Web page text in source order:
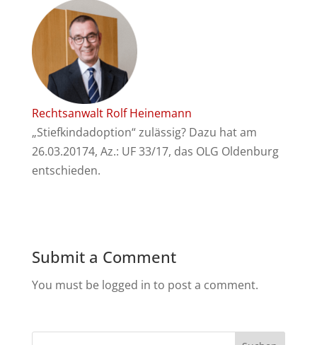
Rechtsanwalt Rolf Heinemann
„Stiefkindadoption“ zulässig? Dazu hat am
26.03.20174, Az.: UF 33/17, das OLG Oldenburg
entschieden.
Submit a Comment
You must be logged in to post a comment.